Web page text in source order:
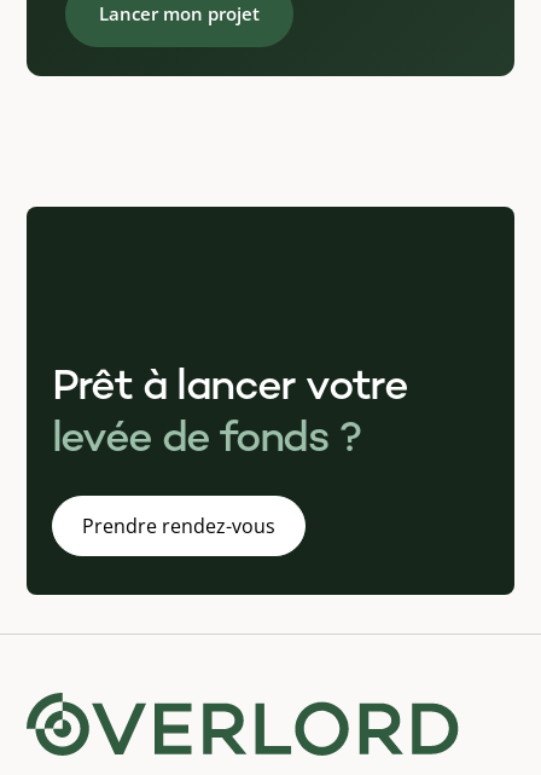
Lancer mon projet
Prêt à lancer votre
levée de fonds ?
Prendre rendez-vous